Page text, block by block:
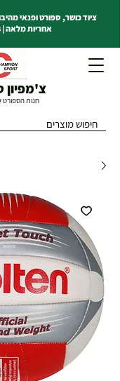
צ'מפיון
חנות הספורט
ציוד כושר, ספורט ופנאי
אחריות מלאה | since 1978